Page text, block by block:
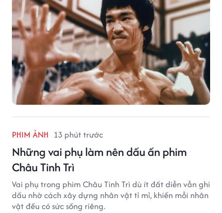
PHIM ẢNH 13 phút trước
Những vai phụ làm nên dấu ấn phim
Châu Tinh Trì
Vai phụ trong phim Châu Tinh Trì dù ít đất diễn vẫn ghi
dấu nhờ cách xây dựng nhân vật tỉ mỉ, khiến mỗi nhân
vật đều có sức sống riêng.